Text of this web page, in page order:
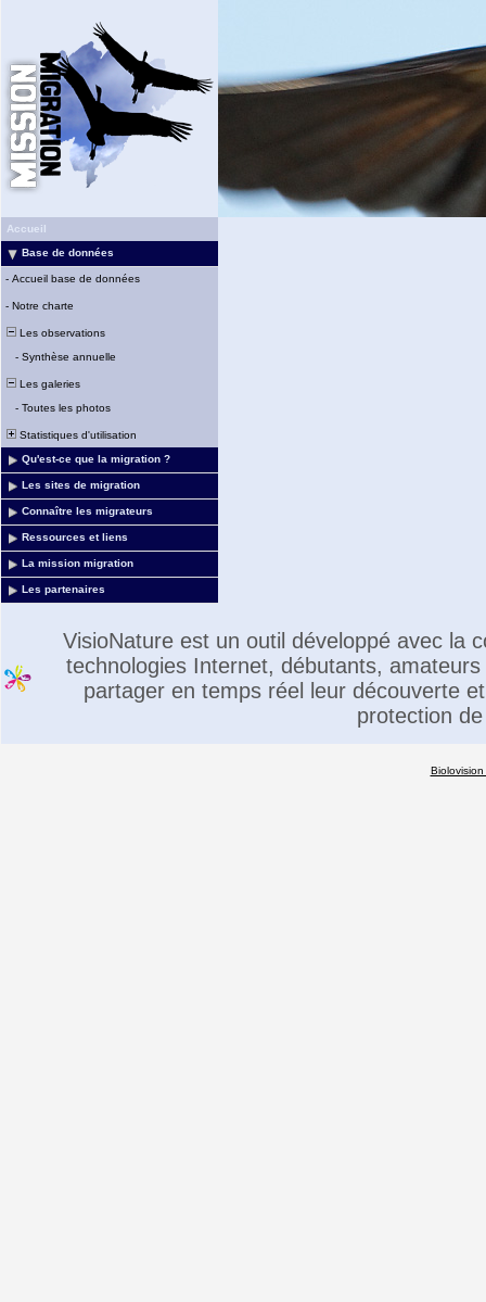
Accueil
Base de données
- Accueil base de données
- Notre charte
Les observations
- Synthèse annuelle
Les galeries
- Toutes les photos
Statistiques d'utilisation
Qu'est-ce que la migration ?
Les sites de migration
Connaître les migrateurs
Ressources et liens
La mission migration
Les partenaires
VisioNature est un outil développé avec la
technologies Internet, débutants,
partager en temps réel leur découverte
protection
Biolovision